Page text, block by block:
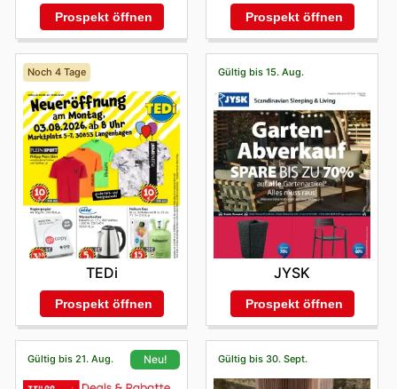
Prospekt öffnen Prospekt öffnen
Noch 4 Tage
TEDi
Prospekt öffnen
Gültig bis 15. Aug.
JYSK
Prospekt öffnen
Gültig bis 21. Aug. Neu! Gültig bis 30. Sept.